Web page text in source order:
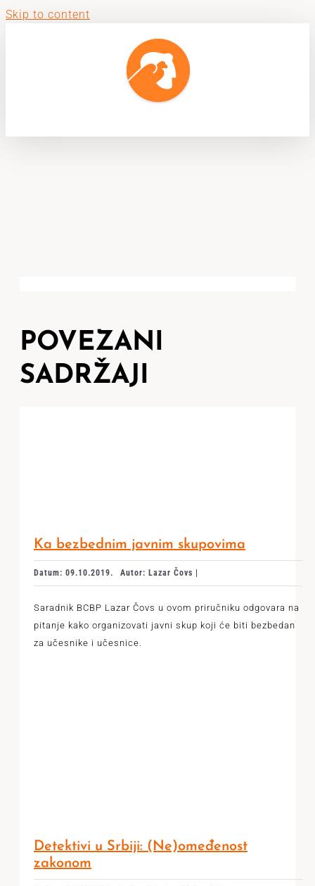
Skip to content
POVEZANI
SADRŽAJI
Ka bezbednim javnim skupovima
Datum: 09.10.2019. Autor: Lazar Čovs |
Saradnik BCBP Lazar Čovs u ovom priručniku odgovara na
pitanje kako organizovati javni skup koji će biti bezbedan
za učesnike i učesnice.
Detektivi u Srbiji: (Ne)omeđenost
zakonom